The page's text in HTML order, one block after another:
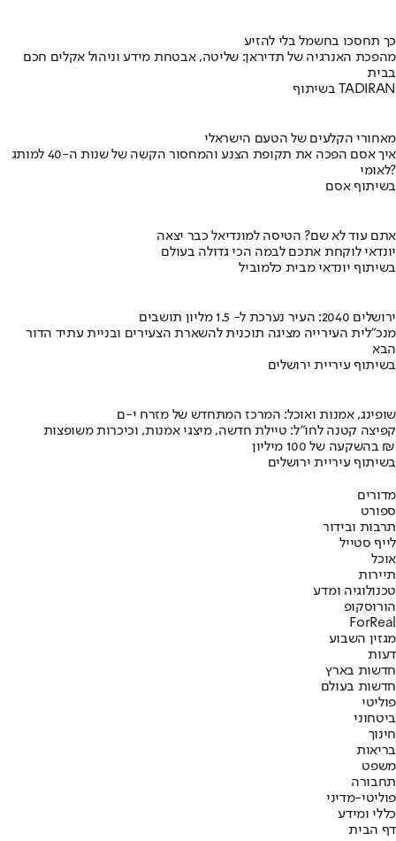
כך תחסכו בחשמל בלי להזיע
מהפכת האנרגיה של תדיראן: שליטה, אבטחת מידע וניהול אקלים חכם
בבית
בשיתוף TADIRAN
מאחורי הקלעים של הטעם הישראלי
איך אסם הפכה את תקופת הצנע והמחסור הקשה של שנות ה-40 למותג
לאומי?
בשיתוף אסם
אתם עוד לא שם? הטיסה למונדיאל כבר יצאה
יונדאי לוקחת אתכם לבמה הכי גדולה בעולם
בשיתוף יונדאי מבית כלמוביל
ירושלים 2040: העיר נערכת ל- 1.5 מליון תושבים
מנכ"לית העירייה מציגה תוכנית להשארת הצעירים ובניית עתיד הדור
הבא
בשיתוף עיריית ירושלים
שופינג, אמנות ואוכל: המרכז המתחדש של מזרח י-ם
קפיצה קטנה לחו"ל: טיילת חדשה, מיצגי אמנות, וכיכרות משופצות
בהשקעה של 100 מיליון ₪
בשיתוף עיריית ירושלים
מדורים
ספורט
תרבות ובידור
לייף סטייל
אוכל
תיירות
טכנולוגיה ומדע
הורוסקופ
ForReal
מגזין השבוע
דעות
חדשות בארץ
חדשות בעולם
פוליטי
ביטחוני
חינוך
בריאות
משפט
תחבורה
פוליטי-מדיני
כללי ומידע
דף הבית